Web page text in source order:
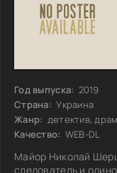
Год выпуска: 2019
Страна: Украина
Жанр: детектив,
Качество: WEB-DL
Майор Николай
следователь и